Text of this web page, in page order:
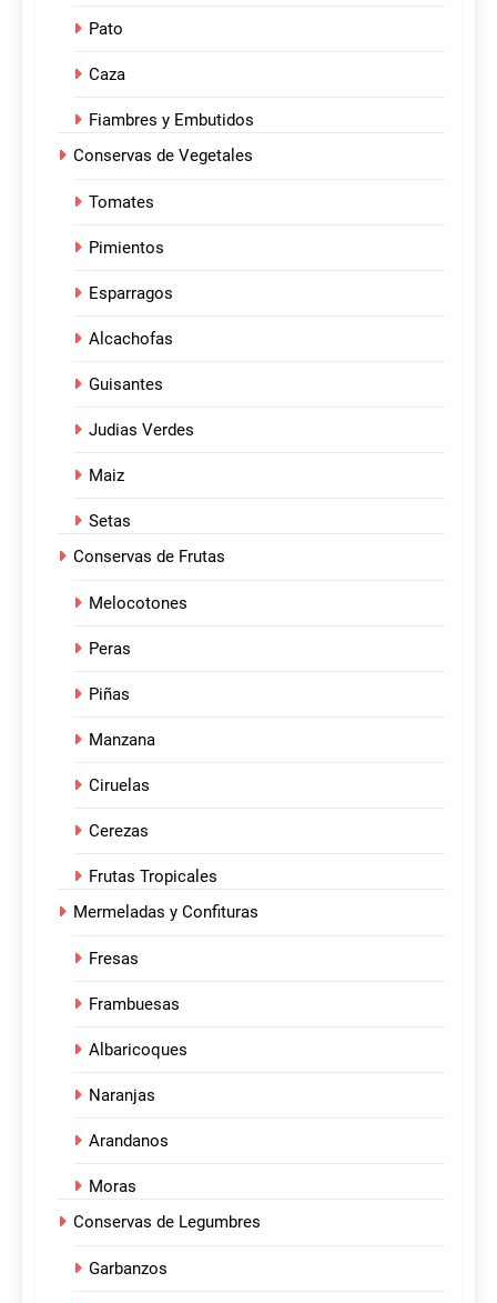
Pato
Caza
Fiambres y Embutidos
Conservas de Vegetales
Tomates
Pimientos
Esparragos
Alcachofas
Guisantes
Judias Verdes
Maiz
Setas
Conservas de Frutas
Melocotones
Peras
Piñas
Manzana
Ciruelas
Cerezas
Frutas Tropicales
Mermeladas y Confituras
Fresas
Frambuesas
Albaricoques
Naranjas
Arandanos
Moras
Conservas de Legumbres
Garbanzos